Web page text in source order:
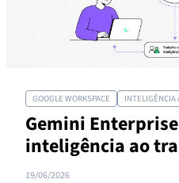
GOOGLE WORKSPACE INTELIGÊNCIA
Gemini
inteligência ao
19/06/2026